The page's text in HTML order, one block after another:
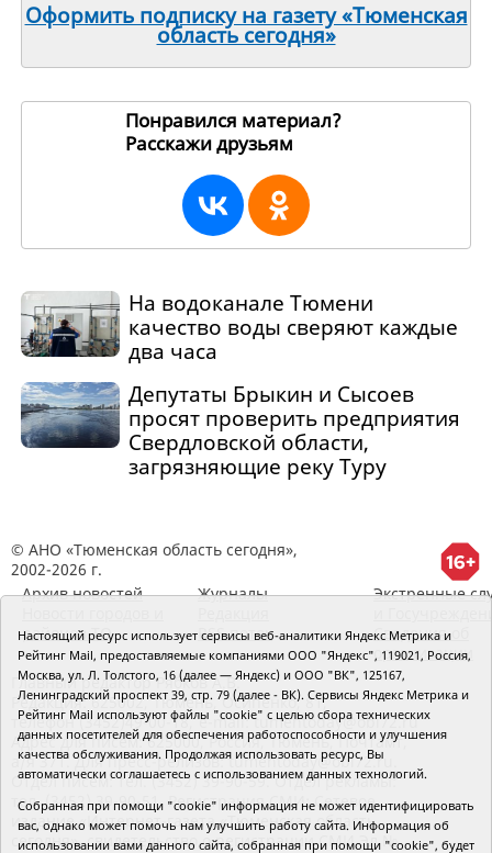
Оформить подписку на газету «Тюменская
область сегодня»
Понравился материал?
Расскажи друзьям
На водоканале Тюмени
качество воды сверяют каждые
два часа
Депутаты Брыкин и Сысоев
просят проверить предприятия
Свердловской области,
загрязняющие реку Туру
© АНО «Тюменская область сегодня»,
2002-2026 г.
Архив новостей
районов ТО
Журналы
RSS поток
Экстренные
Сведения об
организации
Главный редактор Рябков А.В.
Редакция: 625002, Тюмень, Осипенко, 81,
телефон (3452)49-00-18, e-mail: tumentoday@obl72.ru
Адрес для писем: 625000, Россия, Тюмень, Почтамт,
а/я 371. Для пресс-релизов: tumentoday@obl72.ru.
Отдел писем: тел. (3452) 39-90-59. Отдел рекламы:
тел. (3452) 39-90-51. Регистрация СМИ: Сетевое
издание «Интернет-газета «Тюменская область
сегодня», свидетельство о регистрации СМИ Эл №
Настоящий ресурс использует сервисы веб-аналитики Яндекс Метрика и
Рейтинг Mail, предоставляемые компаниями ООО "Яндекс", 119021, Россия,
Москва, ул. Л. Толстого, 16 (далее — Яндекс) и ООО "ВК", 125167,
Ленинградский проспект 39, стр. 79 (далее - ВК). Сервисы Яндекс Метрика и
Рейтинг Mail используют файлы "cookie" с целью сбора технических
данных посетителей для обеспечения работоспособности и улучшения
качества обслуживания. Продолжая использовать ресурс, Вы
автоматически соглашаетесь с использованием данных технологий.
Собранная при помощи "cookie" информация не может идентифицировать
вас, однако может помочь нам улучшить работу сайта. Информация об
использовании вами данного сайта, собранная при помощи "cookie", будет